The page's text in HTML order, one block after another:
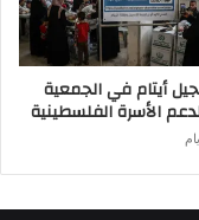
أيتام في الجمعية
الأسرة الفلسطينية